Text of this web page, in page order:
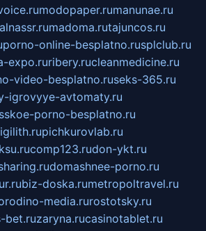
modopaper.rumanunae.ru
madoma.rutajuncos.ru
porno-online-besplatno.rusplclub.ru
expo.ruribery.rucleanmedicine.ru
video-besplatno.ruseks-365.ru
igrovyye-avtomaty.ru
porno-besplatno.ru
pichkurovlab.ru
comp123.rudon-ykt.ru
domashnee-porno.ru
biz-doska.rumetropoltravel.ru
media.rurostotsky.ru
bet.ruzaryna.rucasinotablet.ru